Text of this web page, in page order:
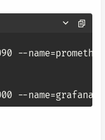
--
--name=grafana